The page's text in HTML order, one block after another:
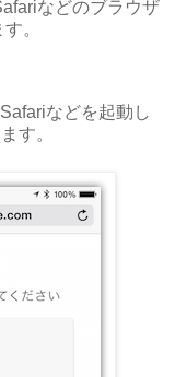
などのブラウザ
。
などを起動し
す。